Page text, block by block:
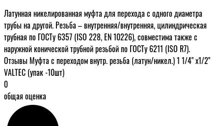
Латунная никелированная муфта для перехода с одного диаметра
трубы на другой. Резьба – внутренняя/внутренняя, цилиндрическая
трубная по ГОСТу 6357 (ISO 228, EN 10226), совместима также с
наружной конической трубной резьбой по ГОСТу 6211 (ISO R7).
Отзывы Муфта c переходом внутр. резьба (латун/никел.) 1 1/4" х1/2"
VALTEC (упак -10шт)
0
общая оценка